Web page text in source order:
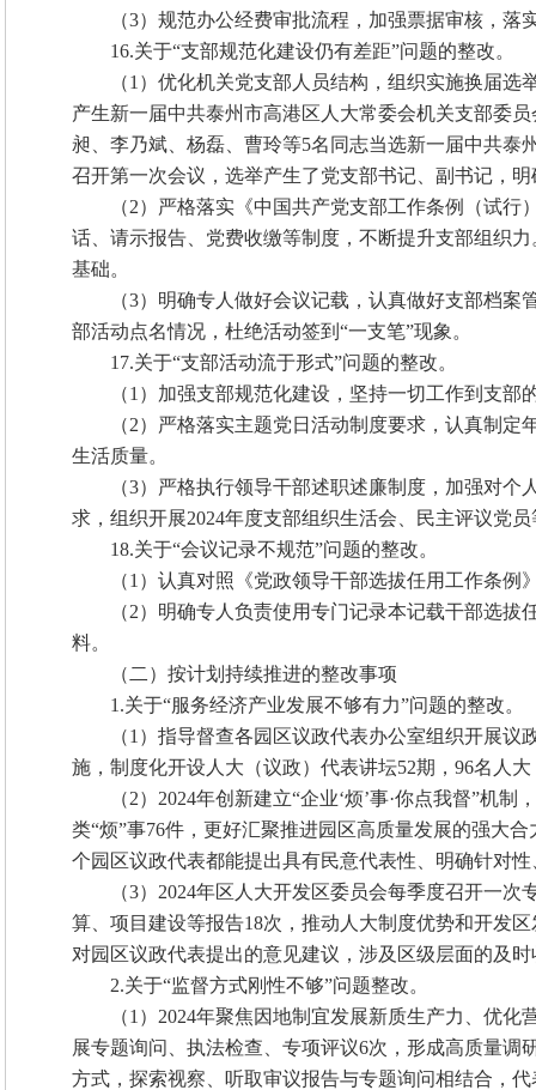
（3）规范办公经费审批流程，加强票据审核，
16.关于“支部规范化建设仍有差距”问题的整改。
（1）优化机关党支部人员结构，组织实施换届
产生新一届中共泰州市高港区人大常委会机关支部委
昶、李乃斌、杨磊、曹玲等5名同志当选新一届中共
召开第一次会议，选举产生了党支部书记、副书记，
（2）严格落实《中国共产党支部工作条例（试
话、请示报告、党费收缴等制度，不断提升支部组织
基础。
（3）明确专人做好会议记载，认真做好支部档
部活动点名情况，杜绝活动签到“一支笔”现象。
17.关于“支部活动流于形式”问题的整改。
（1）加强支部规范化建设，坚持一切工作到支
（2）严格落实主题党日活动制度要求，认真制
生活质量。
（3）严格执行领导干部述职述廉制度，加强对
求，组织开展2024年度支部组织生活会、民主评议党
18.关于“会议记录不规范”问题的整改。
（1）认真对照《党政领导干部选拔任用工作条
（2）明确专人负责使用专门记录本记载干部选
料。
（二）按计划持续推进的整改事项
1.关于“服务经济产业发展不够有力”问题的整改。
（1）指导督查各园区议政代表办公室组织开展
施，制度化开设人大（议政）代表讲坛52期，96名人
（2）2024年创新建立“企业‘烦’事·你点我督”机
类“烦”事76件，更好汇聚推进园区高质量发展的强大
个园区议政代表都能提出具有民意代表性、明确针对
（3）2024年区人大开发区委员会每季度召开一
算、项目建设等报告18次，推动人大制度优势和开发
对园区议政代表提出的意见建议，涉及区级层面的及
2.关于“监督方式刚性不够”问题整改。
（1）2024年聚焦因地制宜发展新质生产力、优
展专题询问、执法检查、专项评议6次，形成高质量
方式，探索视察、听取审议报告与专题询问相结合，